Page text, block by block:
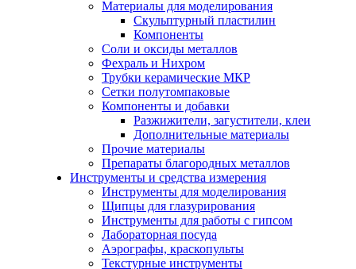
Материалы для моделирования
Скульптурный пластилин
Компоненты
Соли и оксиды металлов
Фехраль и Нихром
Трубки керамические МКР
Сетки полутомпаковые
Компоненты и добавки
Разжижители, загустители, клеи
Дополнительные материалы
Прочие материалы
Препараты благородных металлов
Инструменты и средства измерения
Инструменты для моделирования
Щипцы для глазурирования
Инструменты для работы с гипсом
Лабораторная посуда
Аэрографы, краскопульты
Текстурные инструменты